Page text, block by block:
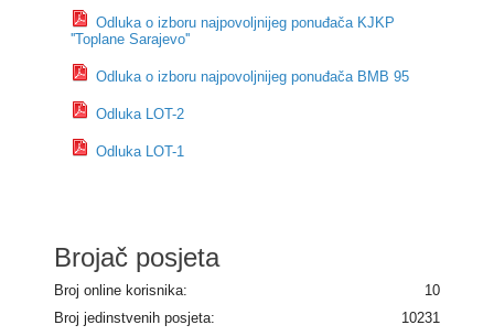
Odluka o izboru najpovoljnijeg ponuđača KJKP
''Toplane Sarajevo''
Odluka o izboru najpovoljnijeg ponuđača BMB 95
Odluka LOT-2
Odluka LOT-1
Brojač posjeta
Broj online korisnika:
10
Broj jedinstvenih posjeta:
10231